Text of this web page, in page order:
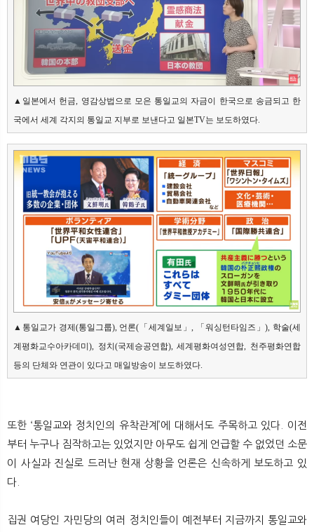
▲일본에서 헌금, 영감상법으로 모은 통일교의 자금이 한국으로 송금되고 한
국에서 세계 각지의 통일교 지부로 보낸다고 일본TV는 보도하였다.
▲통일교가 경제(통일그룹), 언론(「세계일보」, 「워싱턴타임즈」), 학술(세
계평화교수아카데미), 정치(국제승공연합), 세계평화여성연합, 천주평화연합
등의 단체와 연관이 있다고 매일방송이 보도하였다.
또한 ‘통일교와 정치인의 유착관계’에 대해서도 주목하고 있다. 이전
부터 누구나 짐작하고는 있었지만 아무도 쉽게 언급할 수 없었던 소문
이 사실과 진실로 드러난 현재 상황을 언론은 신속하게 보도하고 있
다.
집권 여당인 자민당의 여러 정치인들이 예전부터 지금까지 통일교와